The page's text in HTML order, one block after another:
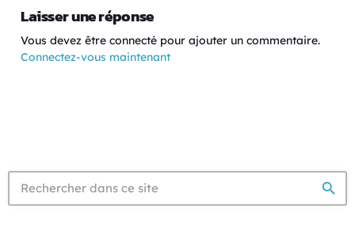
Laisser une réponse
Vous devez être connecté pour ajouter un commentaire.
Connectez-vous maintenant
search